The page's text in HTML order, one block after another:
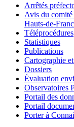
Arrêtés
Avis du comité
Hauts-de-
Téléprocédures
Statistiques
Publications
Cartographie
Dossiers
Évaluation
Observatoires
Portail des
Portail
Porter à